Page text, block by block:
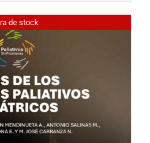
de stock